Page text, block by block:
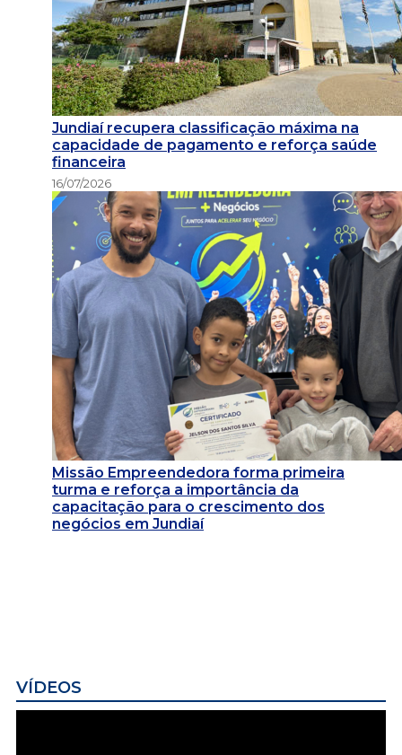
Jundiaí recupera classificação máxima na
capacidade de pagamento e reforça saúde
financeira
16/07/2026
Missão Empreendedora forma primeira
turma e reforça a importância da
capacitação para o crescimento dos
negócios em Jundiaí
VÍDEOS